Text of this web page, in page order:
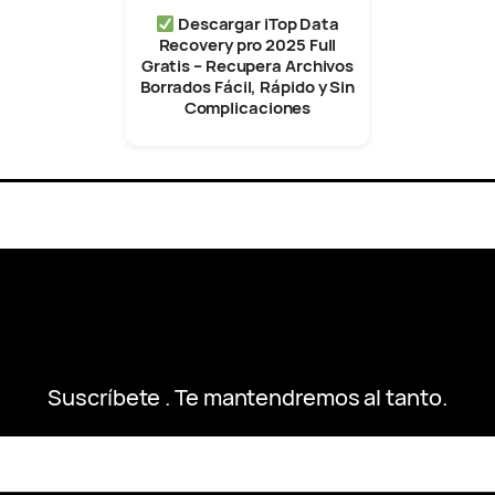
Descargar iTop Data
Recovery pro 2025 Full
Gratis – Recupera Archivos
Borrados Fácil, Rápido y Sin
Complicaciones
Suscríbete . Te mantendremos al tanto.